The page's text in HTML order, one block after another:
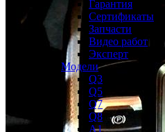
Гарантия
Сертификаты
Запчасти
Видео работ
Эксперт
Модели
Q3
Q5
Q7
Q8
A1